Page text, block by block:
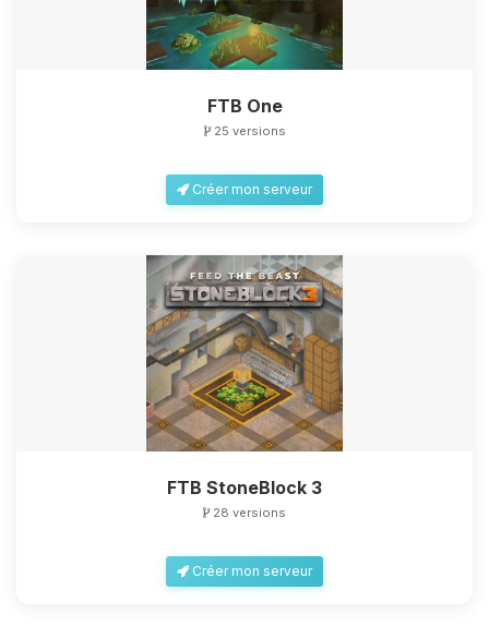
FTB One
25 versions
Créer mon serveur
FTB StoneBlock 3
28 versions
Créer mon serveur